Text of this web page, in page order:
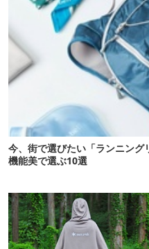
今、街で選びたい「ランニン
機能美で選ぶ10選